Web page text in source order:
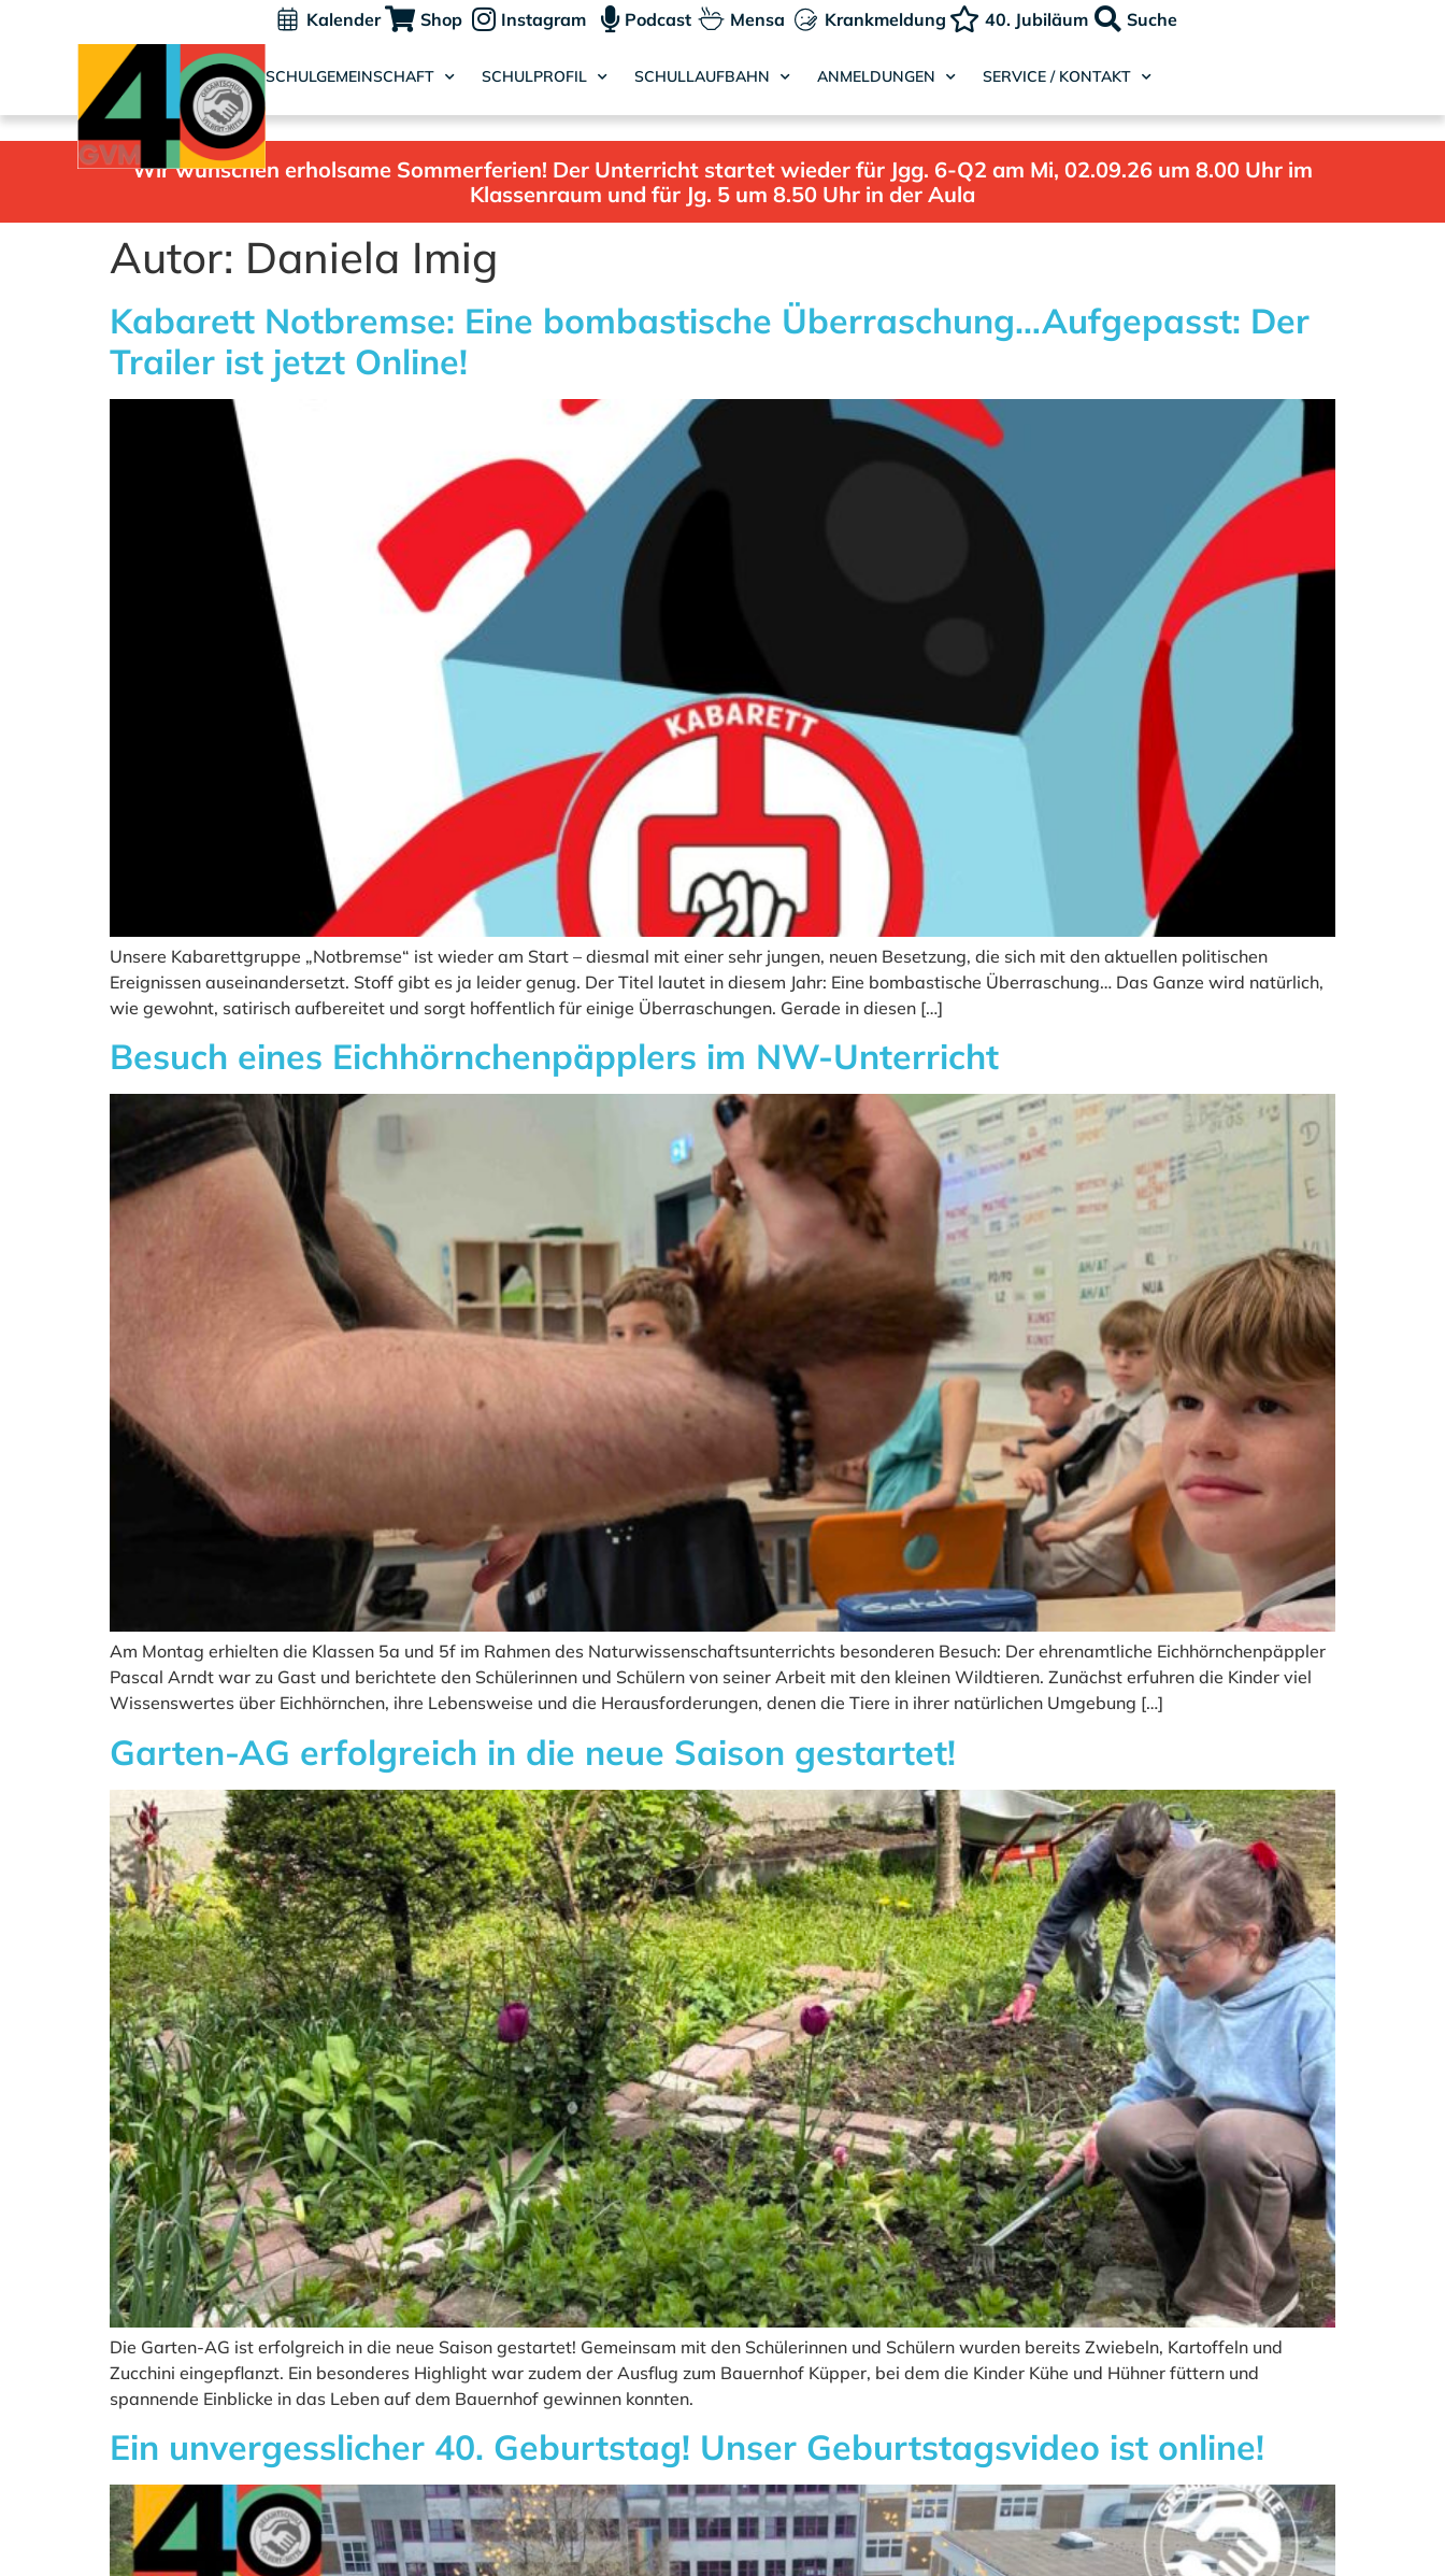
Kalender Shop Instagram Podcast Mensa Krankmeldung 40. Jubiläum Suche
SCHULGEMEINSCHAFT SCHULPROFIL SCHULLAUFBAHN ANMELDUNGEN SERVICE / KONTAKT
Wir wünschen erholsame Sommerferien! Der Unterricht startet wieder für Jgg. 6-Q2 am Mi, 02.09.26 um 8.00 Uhr im
Klassenraum und für Jg. 5 um 8.50 Uhr in der Aula
Autor: Daniela Imig
Kabarett Notbremse: Eine bombastische Überraschung…Aufgepasst: Der
Trailer ist jetzt Online!
Unsere Kabarettgruppe „Notbremse“ ist wieder am Start – diesmal mit einer sehr jungen, neuen Besetzung, die sich mit den aktuellen politischen
Ereignissen auseinandersetzt. Stoff gibt es ja leider genug. Der Titel lautet in diesem Jahr: Eine bombastische Überraschung… Das Ganze wird natürlich,
wie gewohnt, satirisch aufbereitet und sorgt hoffentlich für einige Überraschungen. Gerade in diesen […]
Besuch eines Eichhörnchenpäpplers im NW-Unterricht
Am Montag erhielten die Klassen 5a und 5f im Rahmen des Naturwissenschaftsunterrichts besonderen Besuch: Der ehrenamtliche Eichhörnchenpäppler
Pascal Arndt war zu Gast und berichtete den Schülerinnen und Schülern von seiner Arbeit mit den kleinen Wildtieren. Zunächst erfuhren die Kinder viel
Wissenswertes über Eichhörnchen, ihre Lebensweise und die Herausforderungen, denen die Tiere in ihrer natürlichen Umgebung […]
Garten-AG erfolgreich in die neue Saison gestartet!
Die Garten-AG ist erfolgreich in die neue Saison gestartet! Gemeinsam mit den Schülerinnen und Schülern wurden bereits Zwiebeln, Kartoffeln und
Zucchini eingepflanzt. Ein besonderes Highlight war zudem der Ausflug zum Bauernhof Küpper, bei dem die Kinder Kühe und Hühner füttern und
spannende Einblicke in das Leben auf dem Bauernhof gewinnen konnten.
Ein unvergesslicher 40. Geburtstag! Unser Geburtstagsvideo ist online!